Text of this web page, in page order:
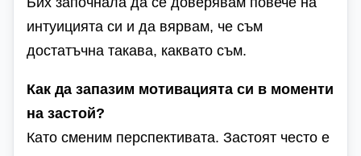
интуицията си и да вярвам, че съм
достатъчна такава, каквато съм.
Как да запазим мотивацията си в моменти
на застой?
Като сменим перспективата. Застоят често е